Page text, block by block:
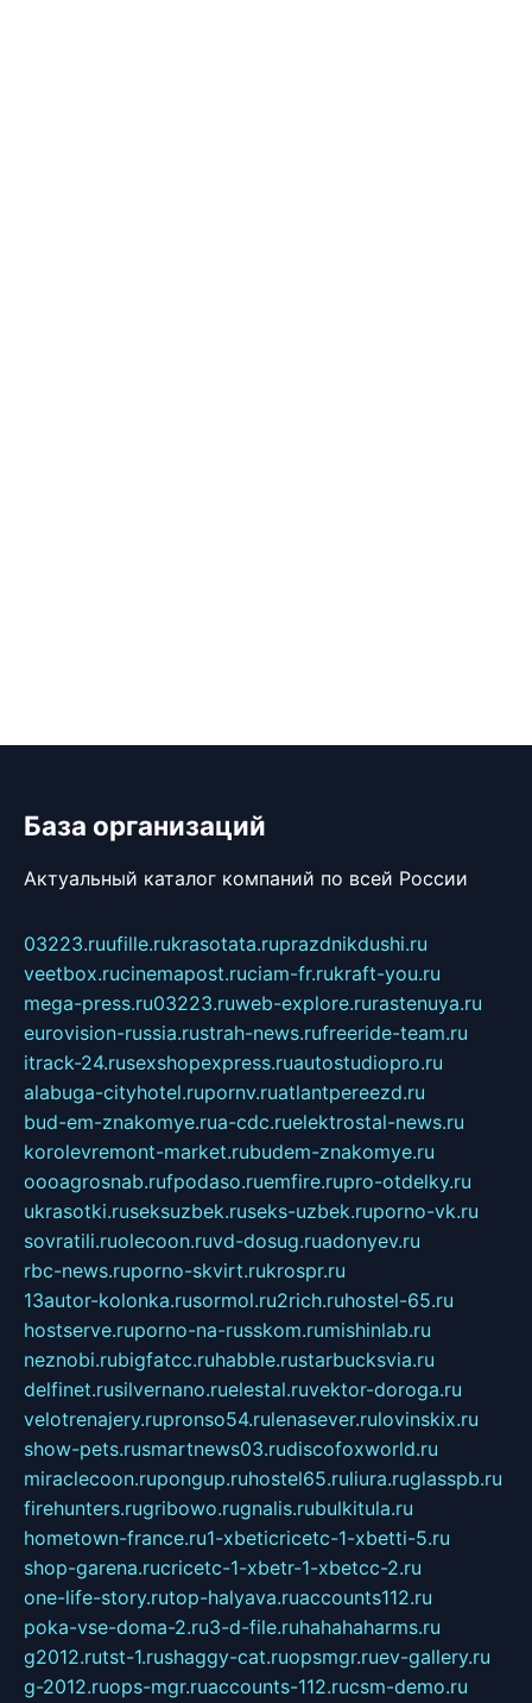
База организаций
Актуальный каталог компаний по всей России
03223.ruufille.rukrasotata.ruprazdnikdushi.ru
veetbox.rucinemapost.ruciam-fr.rukraft-you.ru
mega-press.ru03223.ruweb-explore.rurastenuya.ru
eurovision-russia.rustrah-news.rufreeride-team.ru
itrack-24.rusexshopexpress.ruautostudiopro.ru
alabuga-cityhotel.rupornv.ruatlantpereezd.ru
bud-em-znakomye.rua-cdc.ruelektrostal-news.ru
korolevremont-market.rubudem-znakomye.ru
oooagrosnab.rufpodaso.ruemfire.rupro-otdelky.ru
ukrasotki.ruseksuzbek.ruseks-uzbek.ruporno-vk.ru
sovratili.ruolecoon.ruvd-dosug.ruadonyev.ru
rbc-news.ruporno-skvirt.rukrospr.ru
13autor-kolonka.rusormol.ru2rich.ruhostel-65.ru
hostserve.ruporno-na-russkom.rumishinlab.ru
neznobi.rubigfatcc.ruhabble.rustarbucksvia.ru
delfinet.rusilvernano.ruelestal.ruvektor-doroga.ru
velotrenajery.rupronso54.rulenasever.rulovinskix.ru
show-pets.rusmartnews03.rudiscofoxworld.ru
miraclecoon.rupongup.ruhostel65.ruliura.ruglasspb.ru
firehunters.rugribowo.rugnalis.rubulkitula.ru
hometown-france.ru1-xbeticricetc-1-xbetti-5.ru
shop-garena.rucricetc-1-xbetr-1-xbetcc-2.ru
one-life-story.rutop-halyava.ruaccounts112.ru
poka-vse-doma-2.ru3-d-file.ruhahahaharms.ru
g2012.rutst-1.rushaggy-cat.ruopsmgr.ruev-gallery.ru
g-2012.ruops-mgr.ruaccounts-112.rucsm-demo.ru